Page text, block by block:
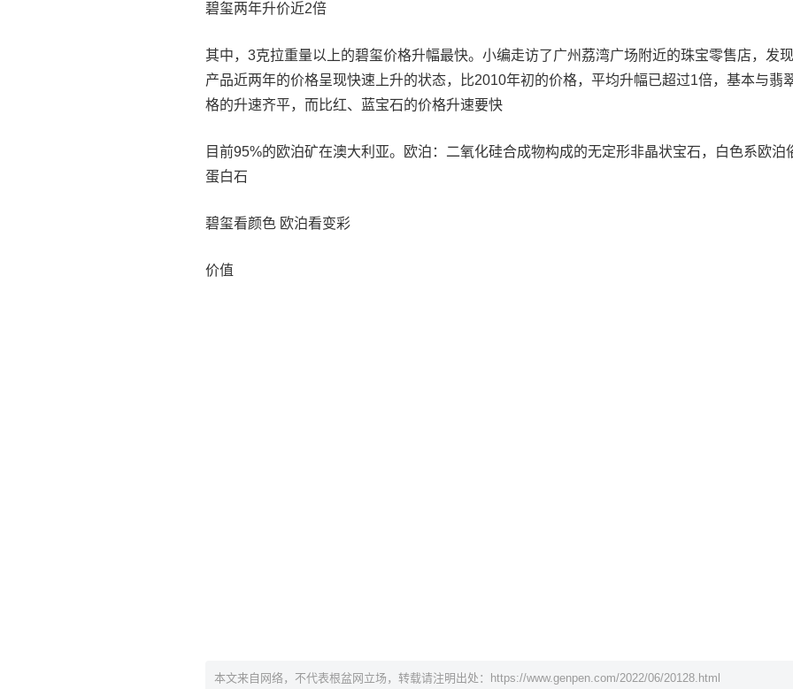
碧玺两年升价近2倍
其中，3克拉重量以上的碧玺价格升幅最快。小编走访了广州荔湾广场附近的珠宝零售店，发
产品近两年的价格呈现快速上升的状态，比2010年初的价格，平均升幅已超过1倍，基本与翡
格的升速齐平，而比红、蓝宝石的价格升速要快
目前95%的欧泊矿在澳大利亚。欧泊：二氧化硅合成物构成的无定形非晶状宝石，白色系欧泊
蛋白石
碧玺看颜色 欧泊看变彩
价值
本文来自网络，不代表根盆网立场，转载请注明出处： https://www.genpen.com/2022/06/20128.html